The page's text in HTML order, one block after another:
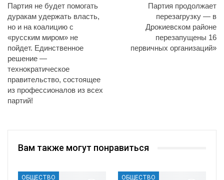
Партия не будет помогать
дуракам удержать власть,
но и на коалицию с
«русским миром» не
пойдет. Единственное
решение —
технократическое
правительство, состоящее
из профессионалов из всех
партий!
Партия продолжает
перезагрузку — в
Дрокиевском районе
перезапущены 16
первичных организаций»
Вам также могут понравиться
ОБЩЕСТВО ОБЩЕСТВО